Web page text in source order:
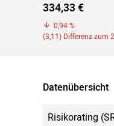
334,33 €
0,94 %
(3,11) Differenz zum
Datenübersicht
Risikorating